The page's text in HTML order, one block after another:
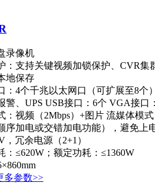
录像机
：支持关键视频加锁保护、CVR集
地保存
：4个千兆以太网口（可扩展至8个
警、UPS USB接口：6个 VGA接口
：视频（2Mbps）+图片 流媒体模
序加电或交错加电功能），避免上
，冗余电源（2+1）
：≤620W；额定功耗：≤1360W
多参数>>